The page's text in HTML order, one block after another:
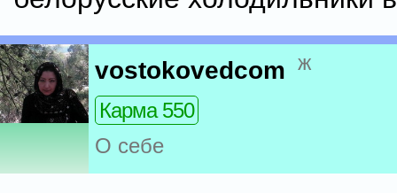
vostokovedcom ж
Карма 550
О себе